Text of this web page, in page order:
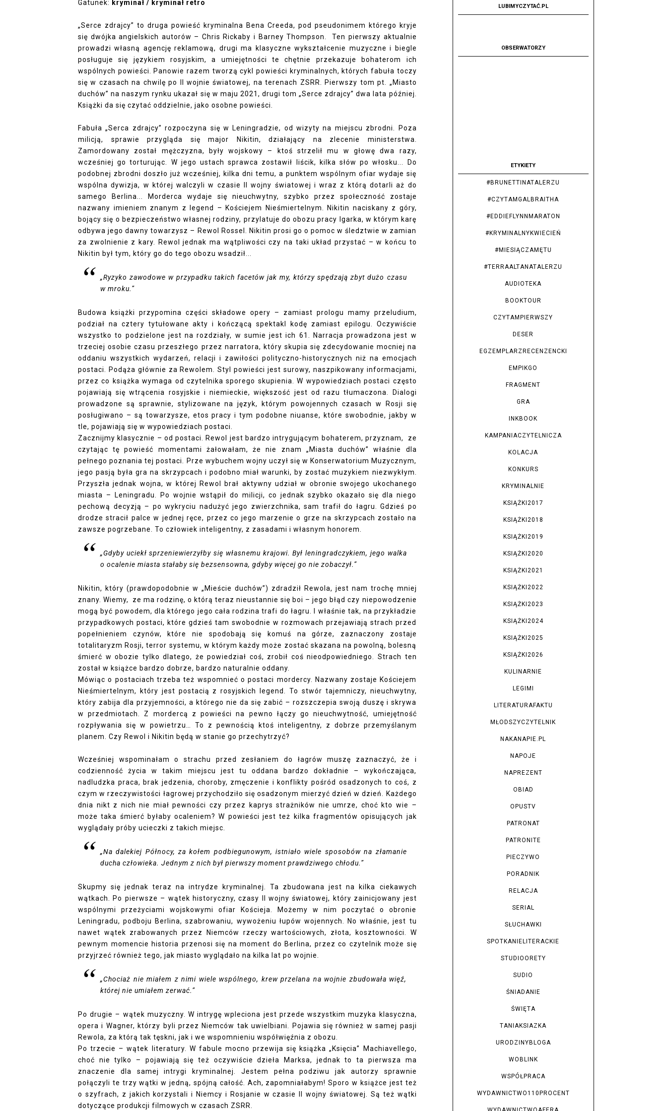
Gatunek: kryminał / kryminał retro
„Serce zdrajcy” to druga powieść kryminalna Bena Creeda, pod pseudonimem którego kryje
się dwójka angielskich autorów – Chris Rickaby i Barney Thompson. Ten pierwszy aktualnie
prowadzi własną agencję reklamową, drugi ma klasyczne wykształcenie muzyczne i biegle
posługuje się językiem rosyjskim, a umiejętności te chętnie przekazuje bohaterom ich
wspólnych powieści. Panowie razem tworzą cykl powieści kryminalnych, których fabuła toczy
się w czasach na chwilę po II wojnie światowej, na terenach ZSRR. Pierwszy tom pt. „Miasto
duchów” na naszym rynku ukazał się w maju 2021, drugi tom „Serce zdrajcy” dwa lata później.
Książki da się czytać oddzielnie, jako osobne powieści.
Fabuła „Serca zdrajcy” rozpoczyna się w Leningradzie, od wizyty na miejscu zbrodni. Poza
milicją, sprawie przygląda się major Nikitin, działający na zlecenie ministerstwa.
Zamordowany został mężczyzna, były wojskowy – ktoś strzelił mu w głowę dwa razy,
wcześniej go torturując. W jego ustach sprawca zostawił liścik, kilka słów po włosku... Do
podobnej zbrodni doszło już wcześniej, kilka dni temu, a punktem wspólnym ofiar wydaje się
wspólna dywizja, w której walczyli w czasie II wojny światowej i wraz z którą dotarli aż do
samego Berlina... Morderca wydaje się nieuchwytny, szybko przez społeczność zostaje
nazwany imieniem znanym z legend – Kościejem Nieśmiertelnym. Nikitin naciskany z góry,
bojący się o bezpieczeństwo własnej rodziny, przylatuje do obozu pracy Igarka, w którym karę
odbywa jego dawny towarzysz – Rewol Rossel. Nikitin prosi go o pomoc w śledztwie w zamian
za zwolnienie z kary. Rewol jednak ma wątpliwości czy na taki układ przystać – w końcu to
Nikitin był tym, który go do tego obozu wsadził...
„Ryzyko zawodowe w przypadku takich facetów jak my, którzy spędzają zbyt dużo czasu
w mroku.”
Budowa książki przypomina części składowe opery – zamiast prologu mamy przeludium,
podział na cztery tytułowane akty i kończącą spektakl kodę zamiast epilogu. Oczywiście
wszystko to podzielone jest na rozdziały, w sumie jest ich 61. Narracja prowadzona jest w
trzeciej osobie czasu przeszłego przez narratora, który skupia się zdecydowanie mocniej na
oddaniu wszystkich wydarzeń, relacji i zawiłości polityczno-historycznych niż na emocjach
postaci. Podąża głównie za Rewolem. Styl powieści jest surowy, naszpikowany informacjami,
przez co książka wymaga od czytelnika sporego skupienia. W wypowiedziach postaci często
pojawiają się wtrącenia rosyjskie i niemieckie, większość jest od razu tłumaczona. Dialogi
prowadzone są sprawnie, stylizowane na język, którym powojennych czasach w Rosji się
posługiwano – są towarzysze, etos pracy i tym podobne niuanse, które swobodnie, jakby w
tle, pojawiają się w wypowiedziach postaci.
Zacznijmy klasycznie – od postaci. Rewol jest bardzo intrygującym bohaterem, przyznam, ze
czytając tę powieść momentami żałowałam, że nie znam „Miasta duchów” właśnie dla
pełnego poznania tej postaci. Prze wybuchem wojny uczył się w Konserwatorium Muzycznym,
jego pasją była gra na skrzypcach i podobno miał warunki, by zostać muzykiem niezwykłym.
Przyszła jednak wojna, w której Rewol brał aktywny udział w obronie swojego ukochanego
miasta – Leningradu. Po wojnie wstąpił do milicji, co jednak szybko okazało się dla niego
pechową decyzją – po wykryciu nadużyć jego zwierzchnika, sam trafił do łagru. Gdzieś po
drodze stracił palce w jednej ręce, przez co jego marzenie o grze na skrzypcach zostało na
zawsze pogrzebane. To człowiek inteligentny, z zasadami i własnym honorem.
„Gdyby uciekł sprzeniewierzyłby się własnemu krajowi. Był leningradczykiem, jego walka
o ocalenie miasta stałaby się bezsensowna, gdyby więcej go nie zobaczył.”
Nikitin, który (prawdopodobnie w „Mieście duchów”) zdradził Rewola, jest nam trochę mniej
znany. Wiemy, ze ma rodzinę, o którą teraz nieustannie się boi – jego błąd czy niepowodzenie
mogą być powodem, dla którego jego cała rodzina trafi do łagru. I właśnie tak, na przykładzie
przypadkowych postaci, które gdzieś tam swobodnie w rozmowach przejawiają strach przed
popełnieniem czynów, które nie spodobają się komuś na górze, zaznaczony zostaje
totalitaryzm Rosji, terror systemu, w którym każdy może zostać skazana na powolną, bolesną
śmierć w obozie tylko dlatego, że powiedział coś, zrobił coś nieodpowiedniego. Strach ten
został w książce bardzo dobrze, bardzo naturalnie oddany.
Mówiąc o postaciach trzeba też wspomnieć o postaci mordercy. Nazwany zostaje Kościejem
Nieśmiertelnym, który jest postacią z rosyjskich legend. To stwór tajemniczy, nieuchwytny,
który zabija dla przyjemności, a którego nie da się zabić – rozszczepia swoją duszę i skrywa
w przedmiotach. Z mordercą z powieści na pewno łączy go nieuchwytność, umiejętność
rozpływania się w powietrzu… To z pewnością ktoś inteligentny, z dobrze przemyślanym
planem. Czy Rewol i Nikitin będą w stanie go przechytrzyć?
Wcześniej wspominałam o strachu przed zesłaniem do łagrów muszę zaznaczyć, że i
codzienność życia w takim miejscu jest tu oddana bardzo dokładnie – wykończająca,
nadludzka praca, brak jedzenia, choroby, zmęczenie i konflikty pośród osadzonych to coś, z
czym w rzeczywistości łagrowej przychodziło się osadzonym mierzyć dzień w dzień. Każdego
dnia nikt z nich nie miał pewności czy przez kaprys strażników nie umrze, choć kto wie –
może taka śmierć byłaby ocaleniem? W powieści jest też kilka fragmentów opisujących jak
wyglądały próby ucieczki z takich miejsc.
„Na dalekiej Północy, za kołem podbiegunowym, istniało wiele sposobów na złamanie
ducha człowieka. Jednym z nich był pierwszy moment prawdziwego chłodu.”
Skupmy się jednak teraz na intrydze kryminalnej. Ta zbudowana jest na kilka ciekawych
wątkach. Po pierwsze – wątek historyczny, czasy II wojny światowej, który zainicjowany jest
wspólnymi przeżyciami wojskowymi ofiar Kościeja. Możemy w nim poczytać o obronie
Leningradu, podboju Berlina, szabrowaniu, wywożeniu łupów wojennych. No właśnie, jest tu
nawet wątek zrabowanych przez Niemców rzeczy wartościowych, złota, kosztowności. W
pewnym momencie historia przenosi się na moment do Berlina, przez co czytelnik może się
przyjrzeć również tego, jak miasto wyglądało na kilka lat po wojnie.
„Chociaż nie miałem z nimi wiele wspólnego, krew przelana na wojnie zbudowała więź,
której nie umiałem zerwać.”
Po drugie – wątek muzyczny. W intrygę wpleciona jest przede wszystkim muzyka klasyczna,
opera i Wagner, którzy byli przez Niemców tak uwielbiani. Pojawia się również w samej pasji
Rewola, za którą tak tęskni, jak i we wspomnieniu współwięźnia z obozu.
Po trzecie – wątek literatury. W fabule mocno przewija się książka „Księcia” Machiavellego,
choć nie tylko – pojawiają się też oczywiście dzieła Marksa, jednak to ta pierwsza ma
znaczenie dla samej intrygi kryminalnej. Jestem pełna podziwu jak autorzy sprawnie
połączyli te trzy wątki w jedną, spójną całość. Ach, zapomniałabym! Sporo w książce jest też
o szyfrach, z jakich korzystali i Niemcy i Rosjanie w czasie II wojny światowej. Są też wątki
dotyczące produkcji filmowych w czasach ZSRR.
LUBIMYCZYTAĆ.PL
OBSERWATORZY
ETYKIETY
#BRUNETTINATALERZU
#CZYTAMGALBRAITHA
#EDDIEFLYNNMARATON
#KRYMINALNYKWIECIEŃ
#MIESIĄCZAMĘTU
#TERRAALTANATALERZU
AUDIOTEKA
BOOKTOUR
CZYTAMPIERWSZY
DESER
EGZEMPLARZRECENZENCKI
EMPIKGO
FRAGMENT
GRA
INKBOOK
KAMPANIACZYTELNICZA
KOLACJA
KONKURS
KRYMINALNIE
KSIĄŻKI2017
KSIĄŻKI2018
KSIĄŻKI2019
KSIĄŻKI2020
KSIĄŻKI2021
KSIĄŻKI2022
KSIĄŻKI2023
KSIĄŻKI2024
KSIĄŻKI2025
KSIĄŻKI2026
KULINARNIE
LEGIMI
LITERATURAFAKTU
MŁODSZYCZYTELNIK
NAKANAPIE.PL
NAPOJE
NAPREZENT
OBIAD
OPUSTV
PATRONAT
PATRONITE
PIECZYWO
PORADNIK
RELACJA
SERIAL
SŁUCHAWKI
SPOTKANIELITERACKIE
STUDIOORETY
SUDIO
ŚNIADANIE
ŚWIĘTA
TANIAKSIAZKA
URODZINYBLOGA
WOBLINK
WSPÓŁPRACA
WYDAWNICTWO110PROCENT